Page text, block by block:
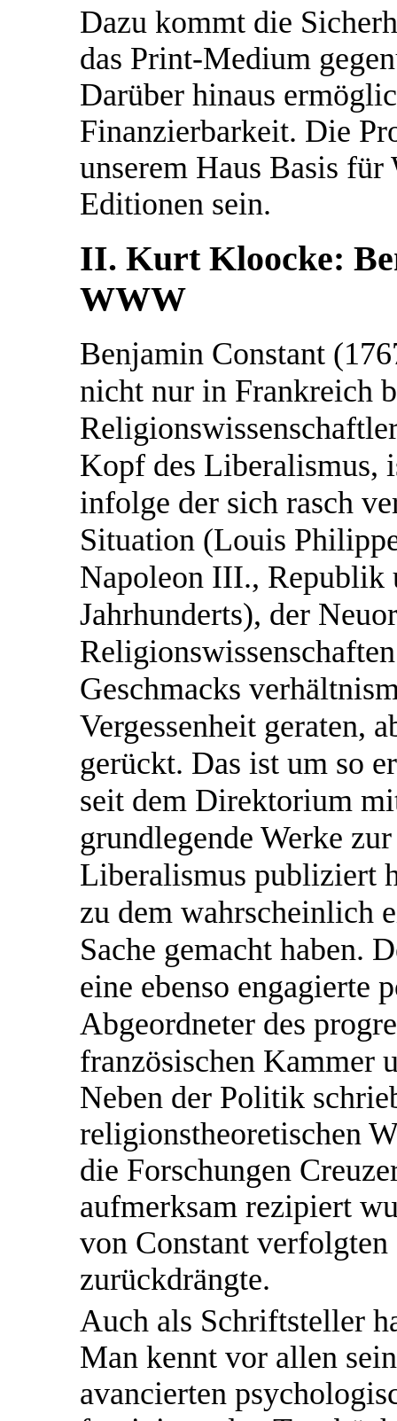
Dazu kommt die
das Print-Medium
Darüber hinaus
Finanzierbarkeit. Die
unserem Haus Basis für
Editionen sein.
II. Kurt Kloocke:
WWW
Benjamin Constant
nicht nur in Frankreich
Kopf des Liberalismus,
infolge der sich rasch
Situation (Louis
Napoleon III., Republik
Jahrhunderts), der
Geschmacks
Vergessenheit geraten,
gerückt. Das ist um so
seit dem Direktorium
grundlegende Werke
Liberalismus publiziert
zu dem wahrscheinlich
Sache gemacht haben.
eine ebenso engagierte
Abgeordneter des
französischen Kammer
Neben der Politik
religionstheoretischen
die Forschungen
aufmerksam rezipiert
von Constant verfolgten
zurückdrängte.
Auch als Schriftsteller
Man kennt vor allen
avancierten